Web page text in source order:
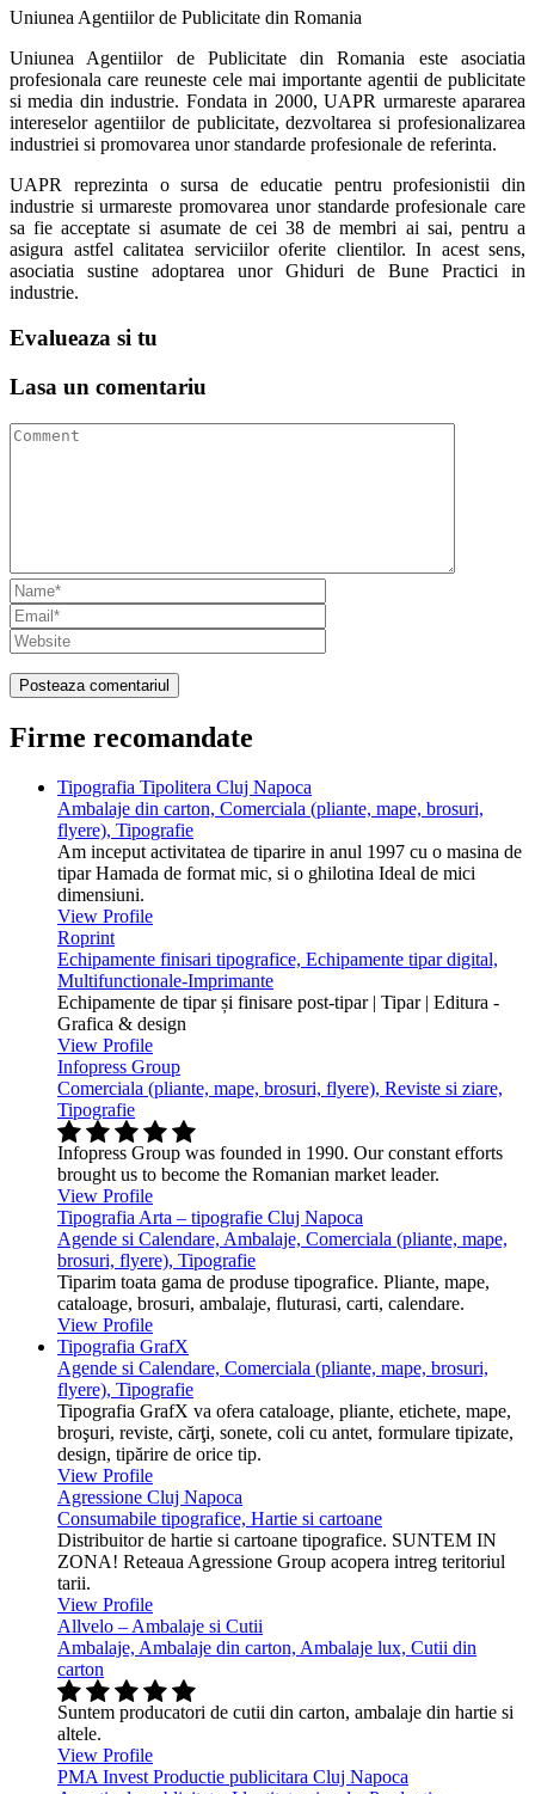
Uniunea Agentiilor de Publicitate din Romania
Uniunea Agentiilor de Publicitate din Romania este asociatia
profesionala care reuneste cele mai importante agentii de publicitate
si media din industrie. Fondata in 2000, UAPR urmareste apararea
intereselor agentiilor de publicitate, dezvoltarea si profesionalizarea
industriei si promovarea unor standarde profesionale de referinta.
UAPR reprezinta o sursa de educatie pentru profesionistii din
industrie si urmareste promovarea unor standarde profesionale care
sa fie acceptate si asumate de cei 38 de membri ai sai, pentru a
asigura astfel calitatea serviciilor oferite clientilor. In acest sens,
asociatia sustine adoptarea unor Ghiduri de Bune Practici in
industrie.
Evalueaza si tu
Lasa un comentariu
Firme recomandate
Tipografia Tipolitera Cluj Napoca
Ambalaje din carton, Comerciala (pliante, mape, brosuri,
flyere), Tipografie
Am inceput activitatea de tiparire in anul 1997 cu o masina de
tipar Hamada de format mic, si o ghilotina Ideal de mici
dimensiuni.
View Profile
Roprint
Echipamente finisari tipografice, Echipamente tipar digital,
Multifunctionale-Imprimante
Echipamente de tipar și finisare post-tipar | Tipar | Editura -
Grafica & design
View Profile
Infopress Group
Comerciala (pliante, mape, brosuri, flyere), Reviste si ziare,
Tipografie
Infopress Group was founded in 1990. Our constant efforts
brought us to become the Romanian market leader.
View Profile
Tipografia Arta – tipografie Cluj Napoca
Agende si Calendare, Ambalaje, Comerciala (pliante, mape,
brosuri, flyere), Tipografie
Tiparim toata gama de produse tipografice. Pliante, mape,
cataloage, brosuri, ambalaje, fluturasi, carti, calendare.
View Profile
Tipografia GrafX
Agende si Calendare, Comerciala (pliante, mape, brosuri,
flyere), Tipografie
Tipografia GrafX va ofera cataloage, pliante, etichete, mape,
broşuri, reviste, cărţi, sonete, coli cu antet, formulare tipizate,
design, tipărire de orice tip.
View Profile
Agressione Cluj Napoca
Consumabile tipografice, Hartie si cartoane
Distribuitor de hartie si cartoane tipografice. SUNTEM IN
ZONA! Reteaua Agressione Group acopera intreg teritoriul
tarii.
View Profile
Allvelo – Ambalaje si Cutii
Ambalaje, Ambalaje din carton, Ambalaje lux, Cutii din
carton
Suntem producatori de cutii din carton, ambalaje din hartie si
altele.
View Profile
PMA Invest Productie publicitara Cluj Napoca